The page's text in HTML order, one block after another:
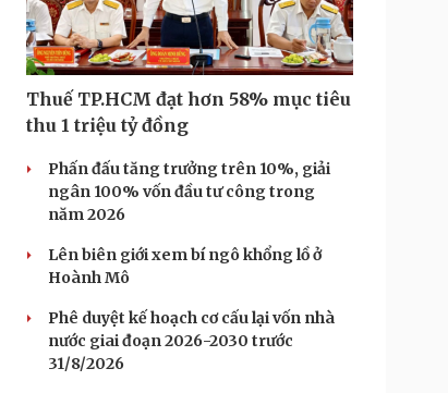
Thuế TP.HCM đạt hơn 58% mục tiêu
thu 1 triệu tỷ đồng
Phấn đấu tăng trưởng trên 10%, giải
ngân 100% vốn đầu tư công trong
năm 2026
Lên biên giới xem bí ngô khổng lồ ở
Hoành Mô
Phê duyệt kế hoạch cơ cấu lại vốn nhà
nước giai đoạn 2026-2030 trước
31/8/2026